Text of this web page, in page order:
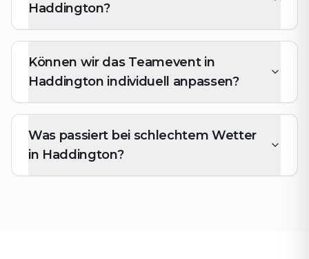
Haddington?
Können wir das Teamevent in
Haddington individuell anpassen?
Was passiert bei schlechtem Wetter
in Haddington?